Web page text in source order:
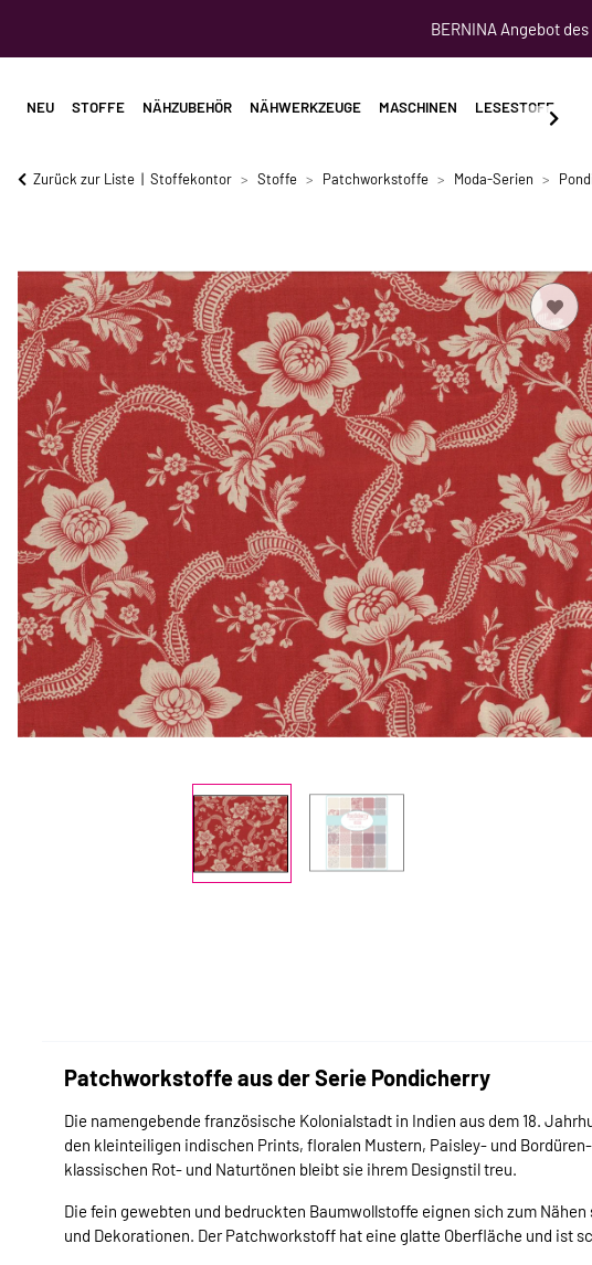
BERNINA Angebot
NEU STOFFE NÄHZUBEHÖR NÄHWERKZEUGE MASCHINEN LESESTOFF
Zurück zur Liste Stoffekontor Stoffe Patchworkstoffe Moda-Serien
Patchworkstoffe aus der Serie Pondicherry
Die namengebende französische Kolonialstadt in Indien aus dem 18.
den kleinteiligen indischen Prints, floralen Mustern, Paisley- und
klassischen Rot- und Naturtönen bleibt sie ihrem Designstil treu.
Die fein gewebten und bedruckten Baumwollstoffe eignen sich zum
und Dekorationen. Der Patchworkstoff hat eine glatte Oberfläche und ist